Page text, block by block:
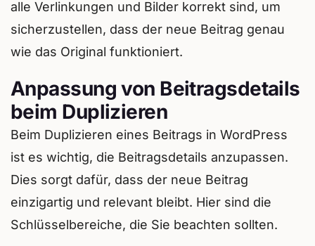
alle Verlinkungen und Bilder korrekt sind, um
sicherzustellen, dass der neue Beitrag genau
wie das Original funktioniert.
Anpassung von Beitragsdetails
beim Duplizieren
Beim Duplizieren eines Beitrags in WordPress
ist es wichtig, die Beitragsdetails anzupassen.
Dies sorgt dafür, dass der neue Beitrag
einzigartig und relevant bleibt. Hier sind die
Schlüsselbereiche, die Sie beachten sollten.